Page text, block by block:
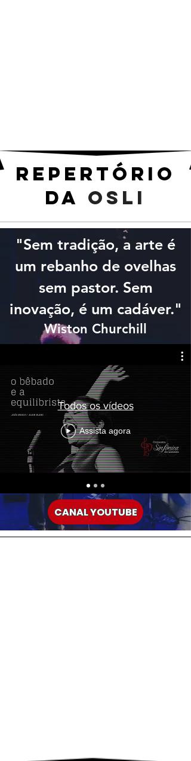
repertório
da osli
"Sem tradição, a arte é
um rebanho de ovelhas
sem pastor. Sem
inovação, é um cadáver."
Wiston Churchill
Todos os vídeos
Assista agora
CANAL YOUTUBE